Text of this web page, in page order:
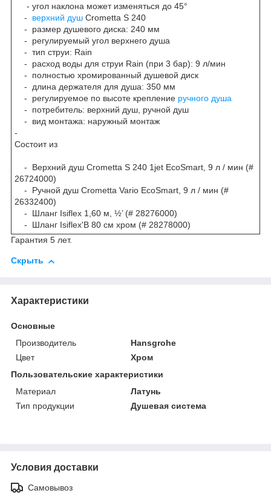
- угол наклона может изменяться до 45°
- верхний душ Crometta S 240
- размер душевого диска: 240 мм
- регулируемый угол верхнего душа
- тип струи: Rain
- расход воды для струи Rain (при 3 бар): 9 л/мин
- полностью хромированный душевой диск
- длина держателя для душа: 350 мм
- регулируемое по высоте крепление ручного душа
- потребитель: верхний душ, ручной душ
- вид монтажа: наружный монтаж
-
Состоит из
- Верхний душ Crometta S 240 1jet EcoSmart, 9 л / мин (#
26724000)
- Ручной душ Crometta Vario EcoSmart, 9 л / мин (#
26332400)
- Шланг Isiflex 1,60 м, ½’ (# 28276000)
- Шланг Isiflex'B 80 см хром (# 28278000)
Гарантия 5 лет.
Скрыть
Характеристики
Основные
Производитель
Hansgrohe
Цвет
Хром
Пользовательские характеристики
Материал
Латунь
Тип продукции
Душевая система
Условия доставки
Самовывоз